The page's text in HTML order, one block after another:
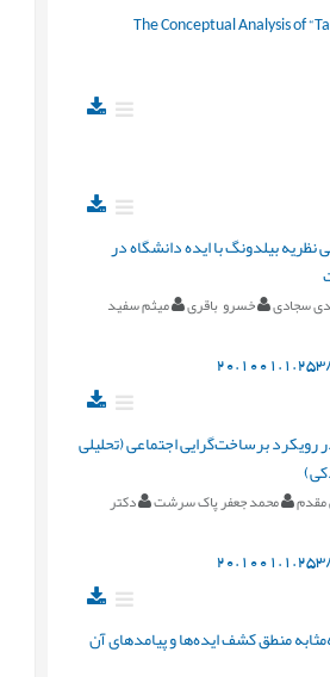
The Conceptual Analysis of
بیلدونگ با ایده دانشگاه در
سجادی خسرو باقری میثم سفید
برساخت‌گرایی اجتماعی (تحلیلی
محمد جعفر پاک سرشت
دکتر
منطق کشف ایده‌ها و پیامدهای آن